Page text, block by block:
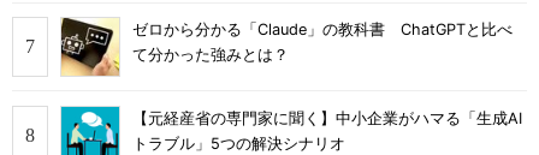
ゼロから分かる「Claude」の教科書 ChatGPTと比べ
て分かった強みとは？
【元経産省の専門家に聞く】中小企業がハマる「生成AI
トラブル」5つの解決シナリオ